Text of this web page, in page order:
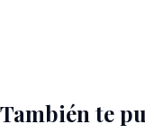
También te